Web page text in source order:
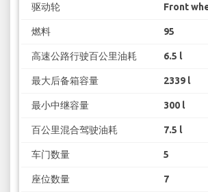
驱动轮 Front
燃料 95
高速公路行驶百公里油耗 6.5 l
最大后备箱容量 2339 l
最小中继容量 300 l
百公里混合驾驶油耗 7.5 l
车门数量 5
座位数量 7